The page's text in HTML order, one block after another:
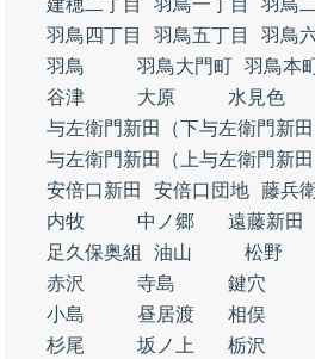
建穂二丁目
羽鳥一丁目 羽鳥
羽鳥四丁目
羽鳥五丁目 羽鳥
羽鳥
羽鳥大門町 羽鳥本
谷津
大原
水見色
与左衛門新田（下与左衛門新田
与左衛門新田（上与左衛門新田
安倍口新田
安倍口団地 藤兵
内牧
中ノ郷 遠藤新田
足久保奥組
油山 松野
赤沢
寺島 鍵穴
小島
昼居渡 相俣
杉尾
坂ノ上 栃沢